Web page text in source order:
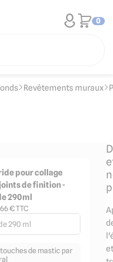
0
Revêtements muraux
pour collage
de finition -
290ml
€ TTC
290 ml
de mastic par
et